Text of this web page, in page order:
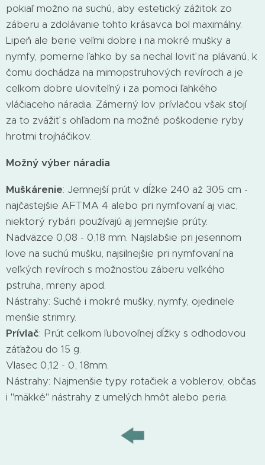
pokiaľ možno na suchú, aby estetický zážitok zo
záberu a zdolávanie tohto krásavca bol maximálny.
Lipeň ale berie veľmi dobre i na mokré mušky a
nymfy, pomerne ľahko by sa nechal loviť na plávanú, k
čomu dochádza na mimopstruhových revíroch a je
celkom dobre uloviteľný i za pomoci ľahkého
vláčiaceho náradia. Zámerný lov prívlačou však stojí
za to zvážiť s ohľadom na možné poškodenie ryby
hrotmi trojháčikov.
Možný výber náradia
Muškárenie: Jemnejší prút v dĺžke 240 až 305 cm -
najčastejšie AFTMA 4 alebo pri nymfovaní aj viac,
niektorý rybári používajú aj jemnejšie prúty.
Nadväzce 0,08 - 0,18 mm. Najslabšie pri jesennom
love na suchú mušku, najsilnejšie pri nymfovaní na
veľkých revíroch s možnosťou záberu veľkého
pstruha, mreny apod.
Nástrahy: Suché i mokré mušky, nymfy, ojedinele
menšie strimry.
Prívlač: Prút celkom ľubovoľnej dĺžky s odhodovou
záťažou do 15 g.
Vlasec 0,12 - 0, 18mm.
Nástrahy: Najmenšie typy rotačiek a voblerov, občas
i "mäkké" nástrahy z umelých hmôt alebo peria.